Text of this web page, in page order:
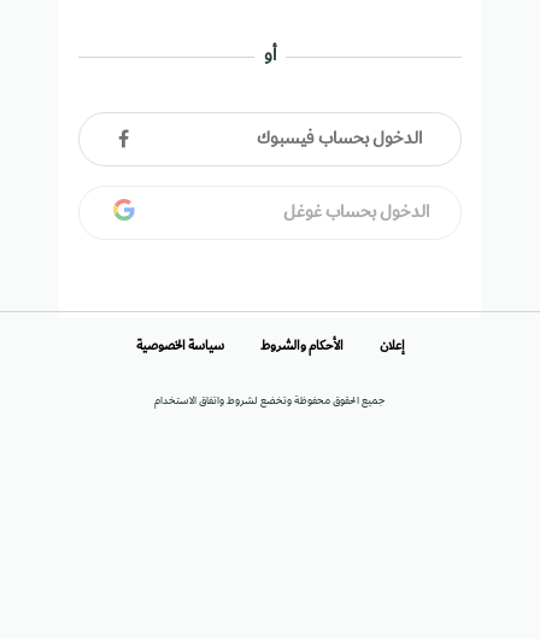
أو
الدخول بحساب فيسبوك
الدخول بحساب غوغل
جميع الحقوق محفوظة وتخضع لشروط واتفاق الاستخدام
إعلان الأحكام والشروط سياسة الخصوصية